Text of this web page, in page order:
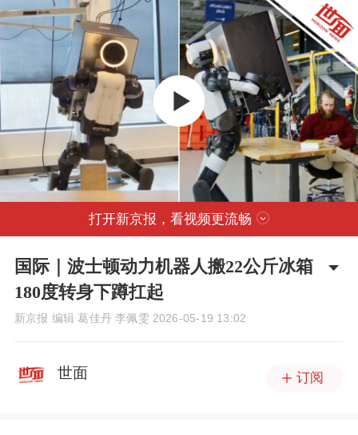
打开新京报，看视频更流畅
国际｜波士顿动力机器人搬22公斤冰箱
180度转身下蹲扛起
新京报 编辑 葛佳丹 李佩雯 2026-05-19 13:02
世面 订阅